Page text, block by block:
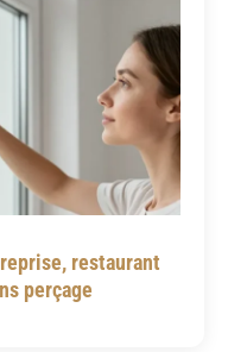
restaurant
perçage